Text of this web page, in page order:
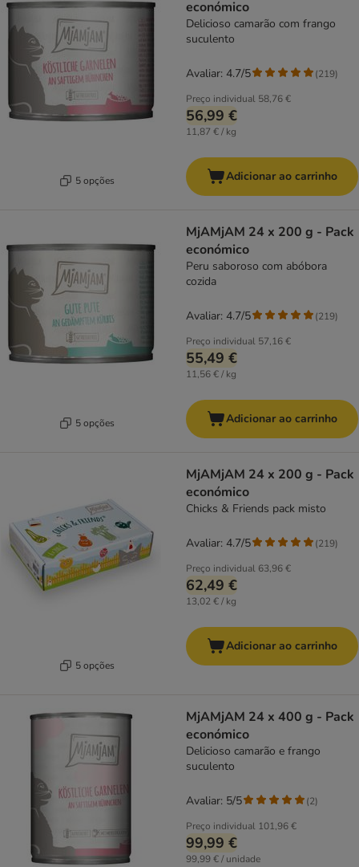
5 opções
económico
Delicioso camarão com frango
suculento
Preço individual 58,76 €
56,99 €
11,87 € / kg
Avaliar: 4.7/5 (219)
Adicionar ao carrinho
5 opções
MjAMjAM 24 x 200 g - Pack
económico
Peru saboroso com abóbora
cozida
Preço individual 57,16 €
55,49 €
11,56 € / kg
Avaliar: 4.7/5 (219)
Adicionar ao carrinho
5 opções
MjAMjAM 24 x 200 g - Pack
económico
Chicks & Friends pack misto
Preço individual 63,96 €
62,49 €
13,02 € / kg
Avaliar: 4.7/5 (219)
Adicionar ao carrinho
MjAMjAM 24 x 400 g - Pack
económico
Delicioso camarão e frango
suculento
Preço individual 101,96 €
99,99 €
99,99 € / unidade
Avaliar: 5/5 (2)